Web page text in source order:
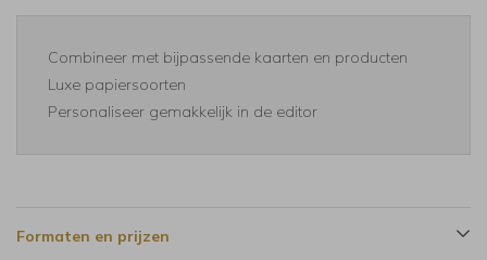
Combineer met bijpassende kaarten en producten
Luxe papiersoorten
Personaliseer gemakkelijk in de editor
Formaten en prijzen